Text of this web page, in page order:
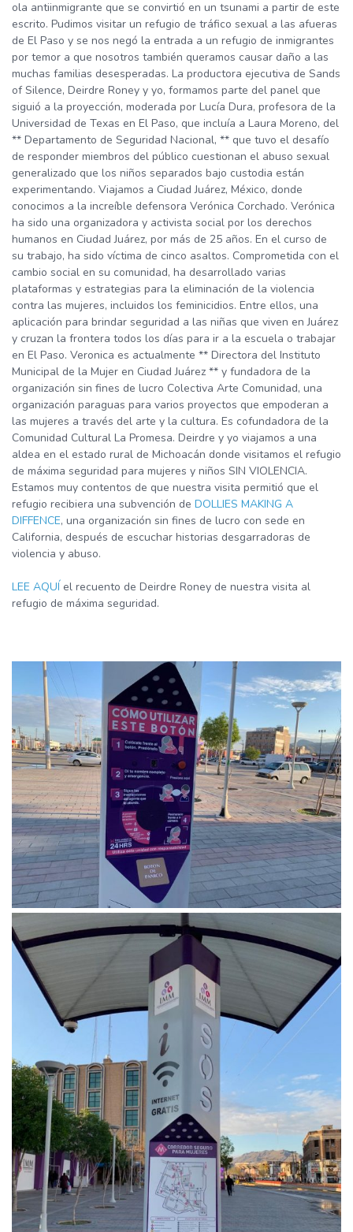
ola antiinmigrante que se convirtió en un tsunami a partir de este
escrito. Pudimos visitar un refugio de tráfico sexual a las afueras
de El Paso y se nos negó la entrada a un refugio de inmigrantes
por temor a que nosotros también queramos causar daño a las
muchas familias desesperadas. La productora ejecutiva de Sands
of Silence, Deirdre Roney y yo, formamos parte del panel que
siguió a la proyección, moderada por Lucía Dura, profesora de la
Universidad de Texas en El Paso, que incluía a Laura Moreno, del
** Departamento de Seguridad Nacional, ** que tuvo el desafío
de responder miembros del público cuestionan el abuso sexual
generalizado que los niños separados bajo custodia están
experimentando. Viajamos a Ciudad Juárez, México, donde
conocimos a la increíble defensora Verónica Corchado. Verónica
ha sido una organizadora y activista social por los derechos
humanos en Ciudad Juárez, por más de 25 años. En el curso de
su trabajo, ha sido víctima de cinco asaltos. Comprometida con el
cambio social en su comunidad, ha desarrollado varias
plataformas y estrategias para la eliminación de la violencia
contra las mujeres, incluidos los feminicidios. Entre ellos, una
aplicación para brindar seguridad a las niñas que viven en Juárez
y cruzan la frontera todos los días para ir a la escuela o trabajar
en El Paso. Veronica es actualmente ** Directora del Instituto
Municipal de la Mujer en Ciudad Juárez ** y fundadora de la
organización sin fines de lucro Colectiva Arte Comunidad, una
organización paraguas para varios proyectos que empoderan a
las mujeres a través del arte y la cultura. Es cofundadora de la
Comunidad Cultural La Promesa. Deirdre y yo viajamos a una
aldea en el estado rural de Michoacán donde visitamos el refugio
de máxima seguridad para mujeres y niños SIN VIOLENCIA.
Estamos muy contentos de que nuestra visita permitió que el
refugio recibiera una subvención de DOLLIES MAKING A
DIFFENCE, una organización sin fines de lucro con sede en
California, después de escuchar historias desgarradoras de
violencia y abuso.
LEE AQUÍ el recuento de Deirdre Roney de nuestra visita al
refugio de máxima seguridad.